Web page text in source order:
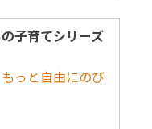
子育てシリーズ
っと自由にのび